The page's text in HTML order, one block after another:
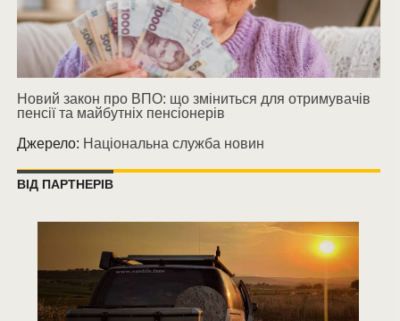
Новий закон про ВПО: що зміниться для отримувачів
пенсії та майбутніх пенсіонерів
Джерело: Національна служба новин
ВІД ПАРТНЕРІВ